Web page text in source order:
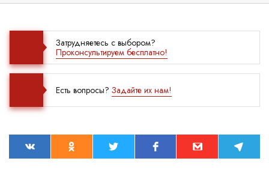
Затрудняетесь с выбором?
Проконсультируем бесплатно!
Есть вопросы? Задайте их нам!